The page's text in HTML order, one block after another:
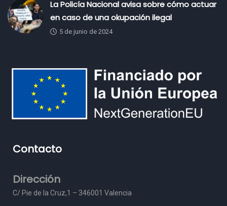
La Policía Nacional avisa sobre cómo actuar
en caso de una okupación ilegal
5 de junio de 2024
Contacto
Dirección
C/ Pie de la Cruz,1 – 346001 Valencia